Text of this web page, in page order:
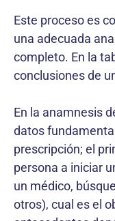
Este proceso es
una adecuada
completo. En la
conclusiones de
En la anamnesis
datos
prescripción; el
persona a iniciar
un médico,
otros), cual es el